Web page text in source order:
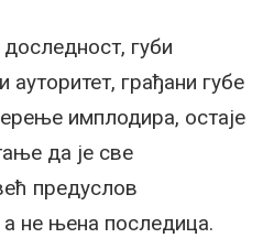
губи
ауторитет, грађани губе
имплодира, остаје
да је све
предуслов
не њена последица.